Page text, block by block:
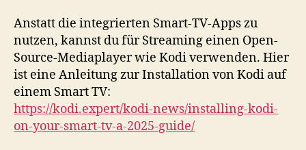
Anstatt die integrierten Smart-TV-Apps zu
nutzen, kannst du für Streaming einen Open-
Source-Mediaplayer wie Kodi verwenden. Hier
ist eine Anleitung zur Installation von Kodi auf
einem Smart TV:
https://kodi.expert/kodi-news/installing-kodi-
on-your-smart-tv-a-2025-guide/